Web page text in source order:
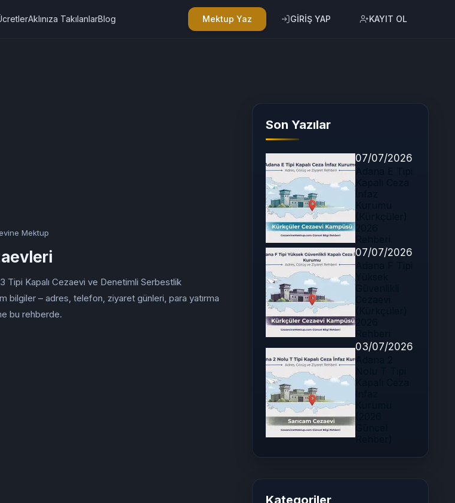
Aklınıza TakılanlarBlog Mektup Yaz GİRİŞ YAP KAYIT OL
Mektup
Tipi Kapalı Cezaevi ve Denetimli Serbestlik
bilgiler – adres, telefon, ziyaret günleri, para yatırma
bu rehberde.
Son Yazılar
07/07/2026
07/07/2026
03/07/2026
Kategoriler